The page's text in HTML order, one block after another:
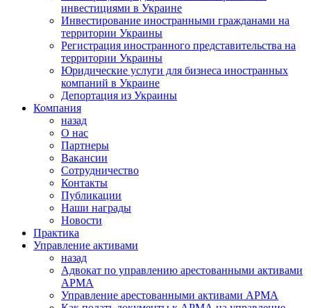
инвестициями в Украине
Инвестирование иностранными гражданами на
территории Украины
Регистрация иностранного представительства на
территории Украины
Юридические услуги для бизнеса иностранных
компаний в Украине
Депортация из Украины
Компания
назад
О нас
Партнеры
Вакансии
Сотрудничество
Контакты
Публикации
Наши награды
Новости
Практика
Управление активами
назад
Адвокат по управлению арестованными активами
АРМА
Управление арестованными активами АРМА